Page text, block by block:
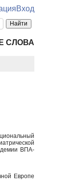
Вход
СЛОВА
ВПА-
Европе